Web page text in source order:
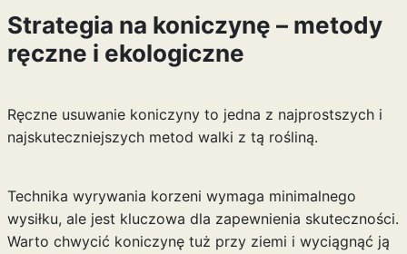
Strategia na koniczynę – metody
ręczne i ekologiczne
Ręczne usuwanie koniczyny to jedna z najprostszych i
najskuteczniejszych metod walki z tą rośliną.
Technika wyrywania korzeni wymaga minimalnego
wysiłku, ale jest kluczowa dla zapewnienia skuteczności.
Warto chwycić koniczynę tuż przy ziemi i wyciągnąć ją